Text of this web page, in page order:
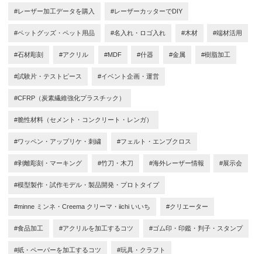
#レーザー加工データを購入 #レーザーカッターでDIY
#ペットグッズ・ペット用品 #名入れ・ロゴ入れ #木材 #端材活用
#石材彫刻 #アクリル #MDF #什器 #金属 #樹脂加工
#試験片・テストピース #イベント企画・運営
#CFRP（炭素繊維強化プラスチック）
#脆性材料（セメント・コンクリート・レンガ）
#ワッペン・アップリケ・刺繍 #フェルト・エンブクロス
#剥離彫刻・マーキング #竹刀・木刀 #海外レーザー情報 #展示会
#模型製作・試作モデル・製品開発・プロトタイプ
#minne ミンネ・Creema クリーマ・iichi いいち #クリエーター
#食品加工 #アクリルを加工するコツ #ゴム印・印鑑・判子・スタンプ
#紙・ペーパーを加工するコツ #玩具・クラフト